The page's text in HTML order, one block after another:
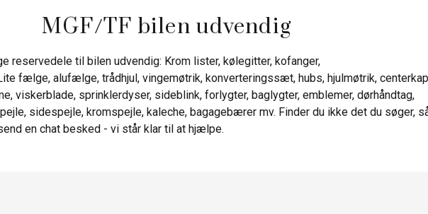
MGF/TF bilen udvendig
reservedele til bilen udvendig: Krom lister, kølegitter, kofanger,
fælge, alufælge, trådhjul, vingemøtrik, konverteringssæt, hubs, hjulmøtrik,
viskerblade, sprinklerdyser, sideblink, forlygter, baglygter, emblemer, dørhåndtag,
sidespejle, kromspejle, kaleche, bagagebærer mv. Finder du ikke det du søger,
en chat besked - vi står klar til at hjælpe.